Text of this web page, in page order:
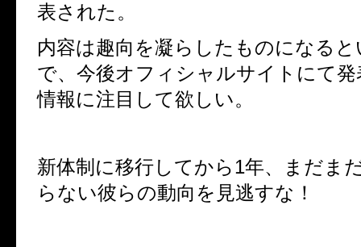
表された。
内容は趣向を凝らしたものになる
で、 今後オフィシャルサイトにて
情報に注目して欲しい。
新体制に移行してから1年、まだま
らない彼らの動向を見逃すな！